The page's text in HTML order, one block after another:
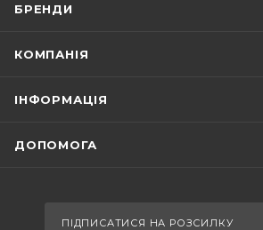
БРЕНДИ
КОМПАНІЯ
ІНФОРМАЦІЯ
ДОПОМОГА
ПІДПИСАТИСЯ НА РОЗСИЛКУ